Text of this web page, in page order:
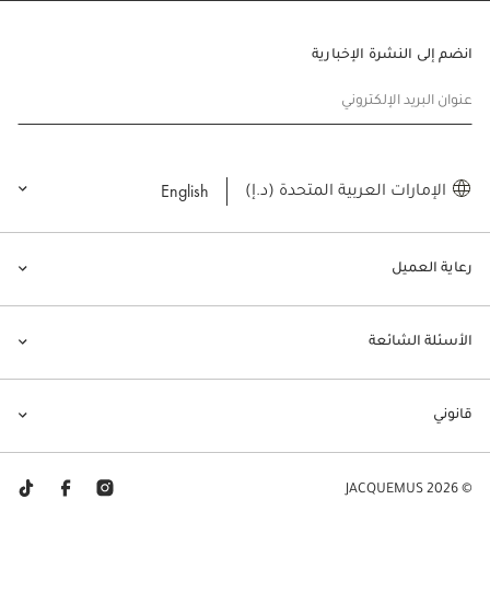
رعاية العميل
الأسئلة الشائعة
قانوني
انضم إلى النشرة الإخبارية
عنوان البريد الإلكتروني
الإمارات العربية المتحدة (د.إ) English
© JACQUEMUS 2026